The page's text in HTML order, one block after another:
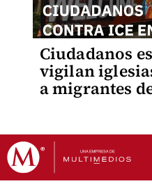
Ciudadanos
vigilan
a migrantes